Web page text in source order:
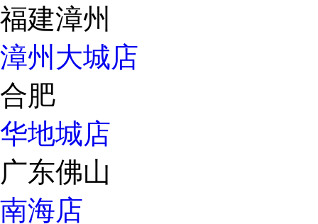
福建漳州
漳州大城店
合肥
华地城店
广东佛山
南海店